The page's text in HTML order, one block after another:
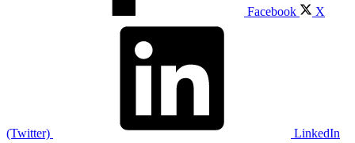
Facebook X
(Twitter) LinkedIn